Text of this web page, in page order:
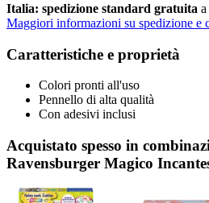
Italia: spedizione standard gratuita
Maggiori informazioni su spedizione e
Caratteristiche e proprietà
Colori pronti all'uso
Pennello di alta qualità
Con adesivi inclusi
Acquistato spesso in
Ravensburger Magico